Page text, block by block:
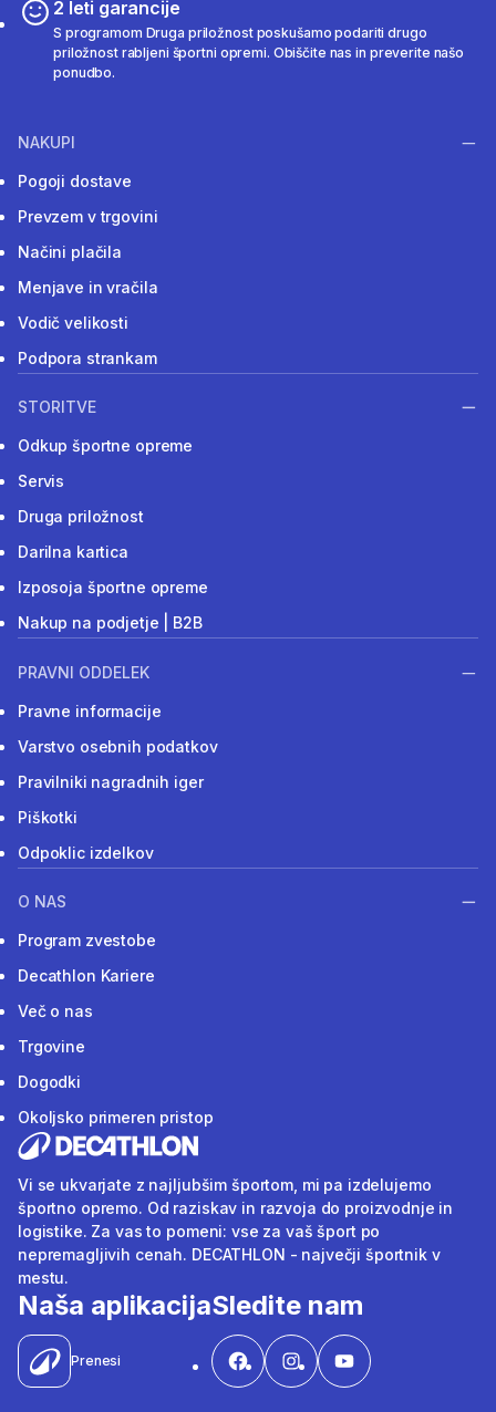
2 leti garancije
S programom Druga priložnost poskušamo podariti drugo
priložnost rabljeni športni opremi. Obiščite nas in preverite našo
ponudbo.
NAKUPI
Pogoji dostave
Prevzem v trgovini
Načini plačila
Menjave in vračila
Vodič velikosti
Podpora strankam
STORITVE
Odkup športne opreme
Servis
Druga priložnost
Darilna kartica
Izposoja športne opreme
Nakup na podjetje | B2B
PRAVNI ODDELEK
Pravne informacije
Varstvo osebnih podatkov
Pravilniki nagradnih iger
Piškotki
Odpoklic izdelkov
O NAS
Program zvestobe
Decathlon Kariere
Več o nas
Trgovine
Dogodki
Okoljsko primeren pristop
Vi se ukvarjate z najljubšim športom, mi pa izdelujemo
športno opremo. Od raziskav in razvoja do proizvodnje in
logistike. Za vas to pomeni: vse za vaš šport po
nepremagljivih cenah. DECATHLON - največji športnik v
mestu.
Naša aplikacija
Prenesi
Sledite nam